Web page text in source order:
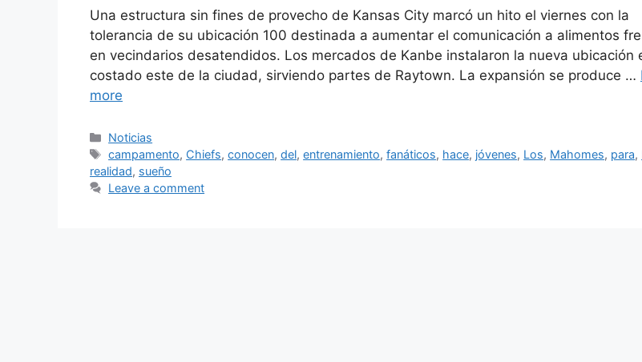
Una estructura sin fines de provecho de Kansas City marcó un hito el viernes con la
tolerancia de su ubicación 100 destinada a aumentar el comunicación a alimentos
en vecindarios desatendidos. Los mercados de Kanbe instalaron la nueva ubicación
costado este de la ciudad, sirviendo partes de Raytown. La expansión se produce …
more
Categories
Noticias
Tags
campamento, Chiefs,conocen,del,entrenamiento,fanáticos, hace, jóvenes, Los, Mahomes, para,
realidad, sueño
Leave a comment